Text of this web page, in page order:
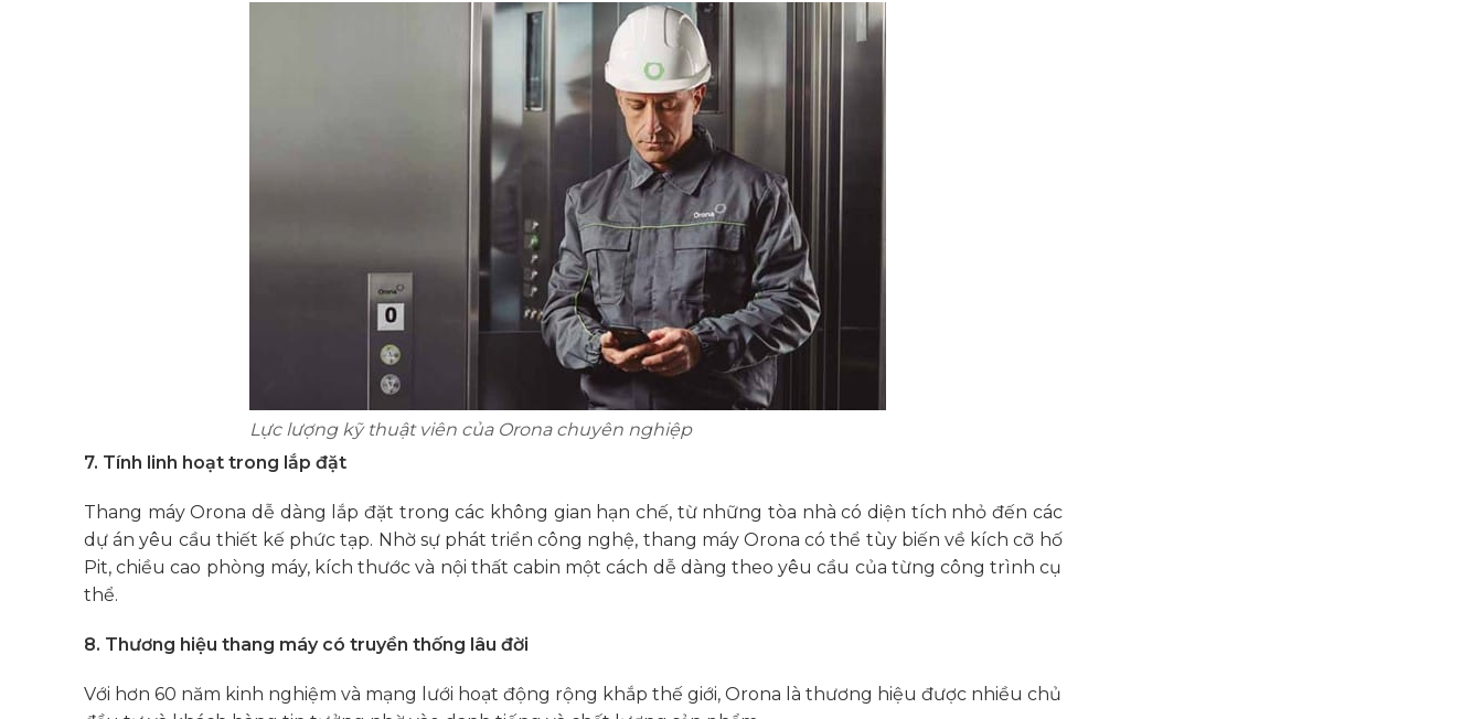
Lực lượng kỹ thuật viên của Orona chuyên nghiệp
7. Tính linh hoạt trong lắp đặt
Thang máy Orona dễ dàng lắp đặt trong các không gian hạn chế, từ những tòa nhà có diện tích nhỏ đến các
dự án yêu cầu thiết kế phức tạp. Nhờ sự phát triển công nghệ, thang máy Orona có thể tùy biến về kích cỡ hố
Pit, chiều cao phòng máy, kích thước và nội thất cabin một cách dễ dàng theo yêu cầu của từng công trình cụ
thể.
8. Thương hiệu thang máy có truyền thống lâu đời
Với hơn 60 năm kinh nghiệm và mạng lưới hoạt động rộng khắp thế giới, Orona là thương hiệu được nhiều chủ